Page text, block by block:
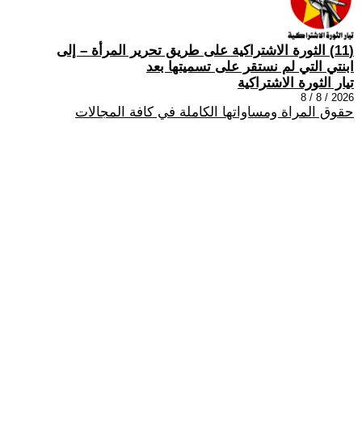
(11) الثورة الاشتراكية على طريق تحرير المرأة – إلى
ابنتي التي لم نستقر على تسميتها بعد
تيار الثورة الاشتراكية
2026 / 8 / 8
حقوق المراة ومساواتها الكاملة في كافة المجالات